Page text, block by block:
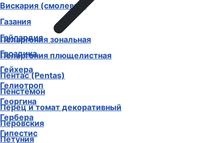
Вискария (смолевка)
Газания
Гайлардия
Гвоздика
Гейхера
Гелиотроп
Георгина
Гербера
Гипестис
Пеларгония зональная
Пеларгония плющелистная
Пентас (Pentas)
Пенстемон
Перец и томат декоративный
Перовския
Петуния